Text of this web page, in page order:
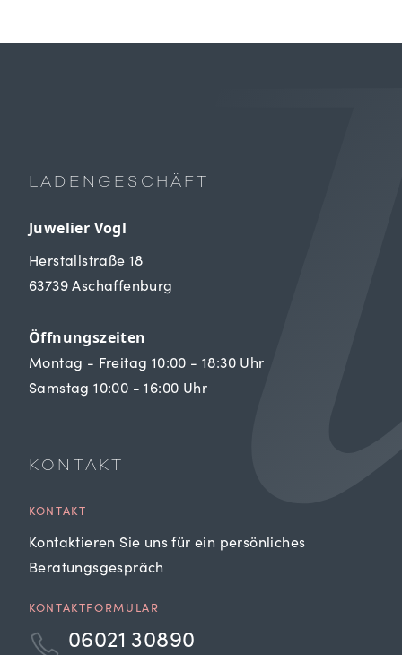
LADENGESCHÄFT
Juwelier Vogl
Herstallstraße 18
63739 Aschaffenburg
Öffnungszeiten
Montag - Freitag 10:00 - 18:30 Uhr
Samstag 10:00 - 16:00 Uhr
KONTAKT
KONTAKT
Kontaktieren Sie uns für ein persönliches
Beratungsgespräch
KONTAKTFORMULAR
06021 30890